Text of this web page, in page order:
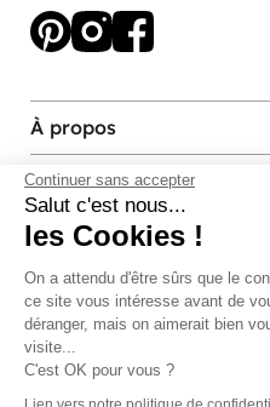
Continuer sans accepter
Salut c'est nous...
les Cookies !
On a attendu d'être sûrs que le
ce site vous intéresse avant de
déranger, mais on aimerait bien
visite...
C'est OK pour vous ?
À propos
Services et contact
Magasins et Showrooms
Modes de paiement